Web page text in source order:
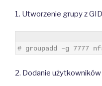
1. Utworzenie grupy z
# groupadd –g 7777
2. Dodanie